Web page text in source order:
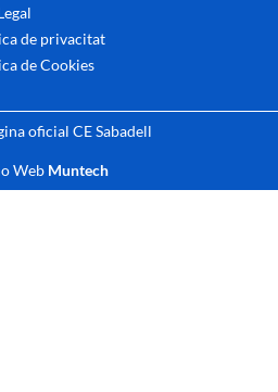
de privacitat
de Cookies
oficial CE Sabadell
Web Muntech